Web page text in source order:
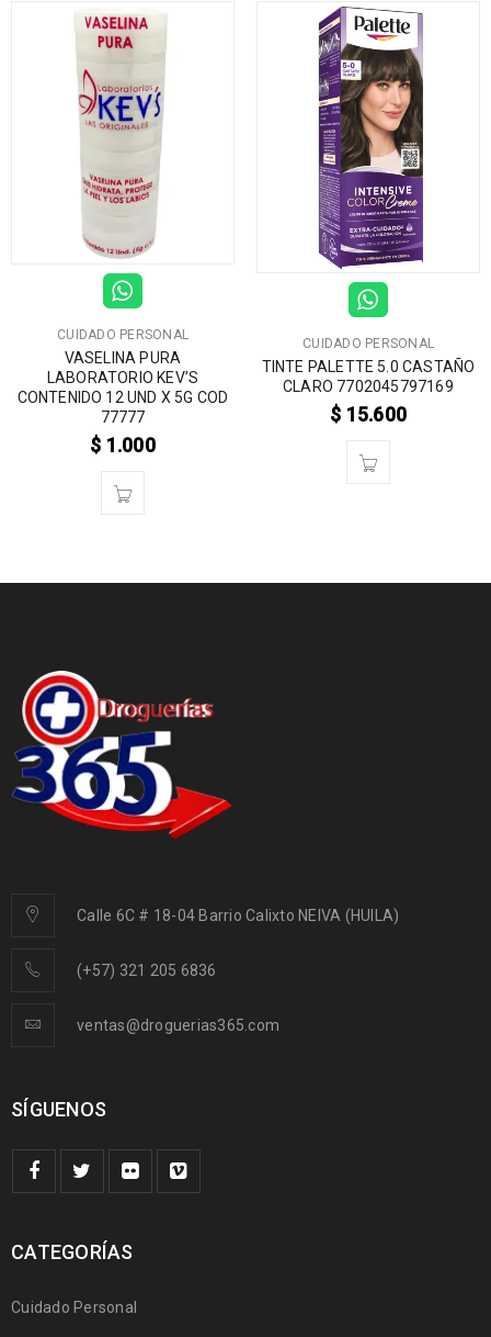
CUIDADO PERSONAL
VASELINA PURA
LABORATORIO KEV’S
CONTENIDO 12 UND X 5G COD
77777
$ 1.000
CUIDADO PERSONAL
TINTE PALETTE 5.0 CASTAÑO
CLARO 7702045797169
$ 15.600
Calle 6C # 18-04 Barrio Calixto NEIVA (HUILA)
(+57) 321 205 6836
ventas@droguerias365.com
SÍGUENOS
CATEGORÍAS
Cuidado Personal